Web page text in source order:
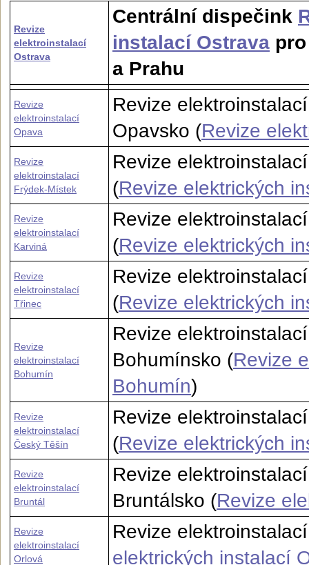
Revize
elektroinstalací
Ostrava
Centrální dispečink
instalací Ostrava
a Prahu
Revize
elektroinstalací
Opava
Revize
Opavsko (Revize
Revize
elektroinstalací
Frýdek-Místek
Revize
(Revize elektrických
Revize
elektroinstalací
Karviná
Revize
(Revize elektrických
Revize
elektroinstalací
Třinec
Revize
(Revize elektrických
Revize
elektroinstalací
Bohumín
Revize
Bohumínsko (Revize
Bohumín)
Revize
elektroinstalací
Český Těšín
Revize
(Revize elektrických
Revize
elektroinstalací
Bruntál
Revize
Bruntálsko (Revize
Revize
elektroinstalací
Orlová
Revize
elektrických instalací